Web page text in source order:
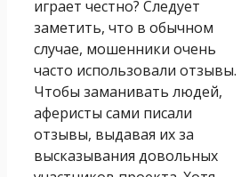
играет честно? Следует
заметить, что в обычном
случае, мошенники очень
часто использовали отзывы.
Чтобы заманивать людей,
аферисты сами писали
отзывы, выдавая их за
высказывания довольных